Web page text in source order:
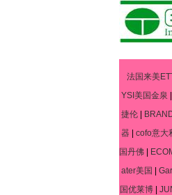
法国来美
YSI美国金泉
捷伦
器
cofo意大
国丹佛
ater美国
国优莱博|